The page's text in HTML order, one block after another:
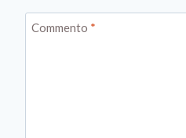
Commento *